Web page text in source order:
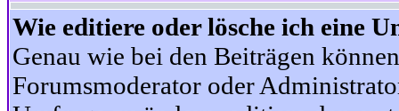
Wie editiere oder lösche ich eine
Genau wie bei den Beiträgen
Forumsmoderator oder